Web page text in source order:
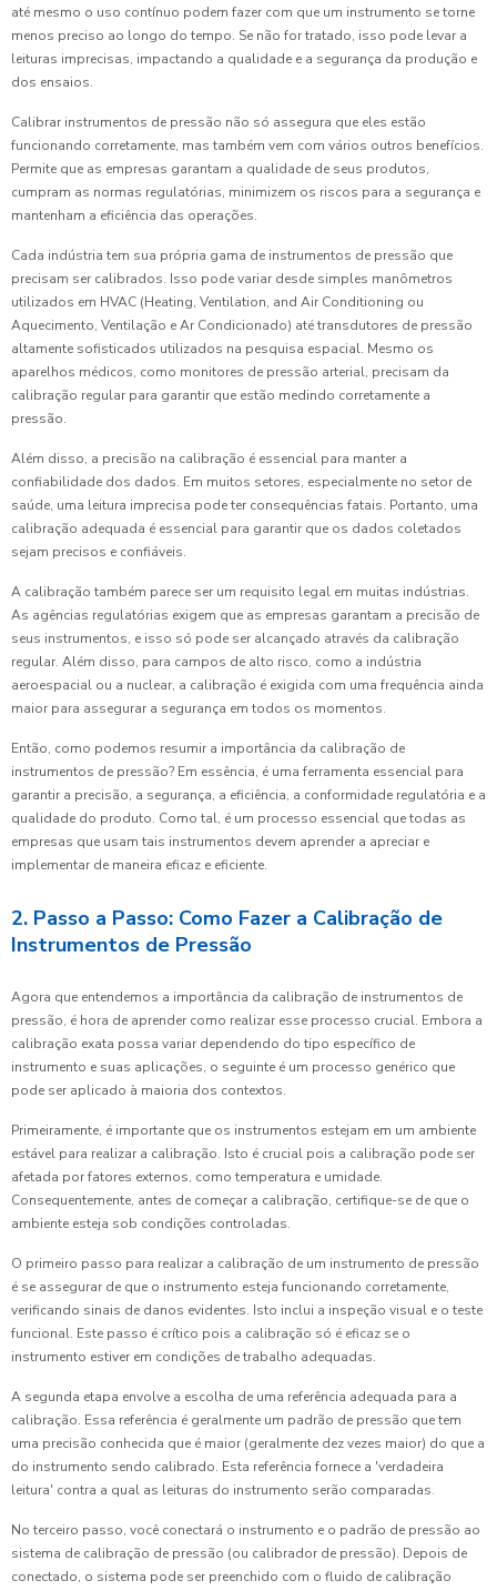
até mesmo o uso contínuo podem fazer com que um instrumento se torne
menos preciso ao longo do tempo. Se não for tratado, isso pode levar a
leituras imprecisas, impactando a qualidade e a segurança da produção e
dos ensaios.
Calibrar instrumentos de pressão não só assegura que eles estão
funcionando corretamente, mas também vem com vários outros benefícios.
Permite que as empresas garantam a qualidade de seus produtos,
cumpram as normas regulatórias, minimizem os riscos para a segurança e
mantenham a eficiência das operações.
Cada indústria tem sua própria gama de instrumentos de pressão que
precisam ser calibrados. Isso pode variar desde simples manômetros
utilizados em HVAC (Heating, Ventilation, and Air Conditioning ou
Aquecimento, Ventilação e Ar Condicionado) até transdutores de pressão
altamente sofisticados utilizados na pesquisa espacial. Mesmo os
aparelhos médicos, como monitores de pressão arterial, precisam da
calibração regular para garantir que estão medindo corretamente a
pressão.
Além disso, a precisão na calibração é essencial para manter a
confiabilidade dos dados. Em muitos setores, especialmente no setor de
saúde, uma leitura imprecisa pode ter consequências fatais. Portanto, uma
calibração adequada é essencial para garantir que os dados coletados
sejam precisos e confiáveis.
A calibração também parece ser um requisito legal em muitas indústrias.
As agências regulatórias exigem que as empresas garantam a precisão de
seus instrumentos, e isso só pode ser alcançado através da calibração
regular. Além disso, para campos de alto risco, como a indústria
aeroespacial ou a nuclear, a calibração é exigida com uma frequência ainda
maior para assegurar a segurança em todos os momentos.
Então, como podemos resumir a importância da calibração de
instrumentos de pressão? Em essência, é uma ferramenta essencial para
garantir a precisão, a segurança, a eficiência, a conformidade regulatória e a
qualidade do produto. Como tal, é um processo essencial que todas as
empresas que usam tais instrumentos devem aprender a apreciar e
implementar de maneira eficaz e eficiente.
2. Passo a Passo: Como Fazer a Calibração de
Instrumentos de Pressão
Agora que entendemos a importância da calibração de instrumentos de
pressão, é hora de aprender como realizar esse processo crucial. Embora a
calibração exata possa variar dependendo do tipo específico de
instrumento e suas aplicações, o seguinte é um processo genérico que
pode ser aplicado à maioria dos contextos.
Primeiramente, é importante que os instrumentos estejam em um ambiente
estável para realizar a calibração. Isto é crucial pois a calibração pode ser
afetada por fatores externos, como temperatura e umidade.
Consequentemente, antes de começar a calibração, certifique-se de que o
ambiente esteja sob condições controladas.
O primeiro passo para realizar a calibração de um instrumento de pressão
é se assegurar de que o instrumento esteja funcionando corretamente,
verificando sinais de danos evidentes. Isto inclui a inspeção visual e o teste
funcional. Este passo é crítico pois a calibração só é eficaz se o
instrumento estiver em condições de trabalho adequadas.
A segunda etapa envolve a escolha de uma referência adequada para a
calibração. Essa referência é geralmente um padrão de pressão que tem
uma precisão conhecida que é maior (geralmente dez vezes maior) do que a
do instrumento sendo calibrado. Esta referência fornece a 'verdadeira
leitura' contra a qual as leituras do instrumento serão comparadas.
No terceiro passo, você conectará o instrumento e o padrão de pressão ao
sistema de calibração de pressão (ou calibrador de pressão). Depois de
conectado, o sistema pode ser preenchido com o fluido de calibração